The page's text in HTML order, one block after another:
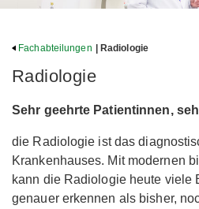
Fachabteilungen | Radiologie
Radiologie
Sehr geehrte Patientinnen,
die Radiologie ist das
Krankenhauses. Mit modernen
kann die Radiologie heute viele
genauer erkennen als bisher,